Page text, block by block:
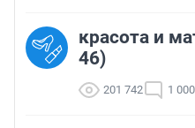
красота и
46)
201 742 1 000